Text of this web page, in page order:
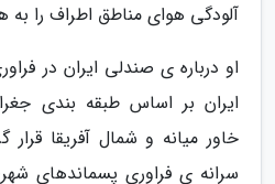
آلودگی هوای مناطق اطراف را به
او درباره ی صندلی ایران در
ایران بر اساس طبقه بندی
خاور میانه و شمال آفریقا
سرانه ی فراوری پسماندهای